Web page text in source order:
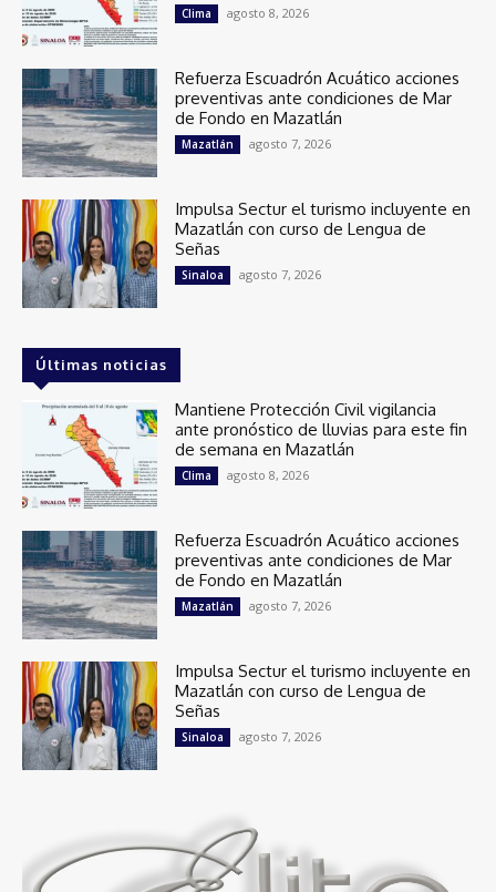
Clima agosto 8, 2026
Refuerza Escuadrón Acuático acciones
preventivas ante condiciones de Mar
de Fondo en Mazatlán
Mazatlán agosto 7, 2026
Impulsa Sectur el turismo incluyente en
Mazatlán con curso de Lengua de
Señas
Sinaloa agosto 7, 2026
Últimas noticias
Mantiene Protección Civil vigilancia
ante pronóstico de lluvias para este fin
de semana en Mazatlán
Clima agosto 8, 2026
Refuerza Escuadrón Acuático acciones
preventivas ante condiciones de Mar
de Fondo en Mazatlán
Mazatlán agosto 7, 2026
Impulsa Sectur el turismo incluyente en
Mazatlán con curso de Lengua de
Señas
Sinaloa agosto 7, 2026